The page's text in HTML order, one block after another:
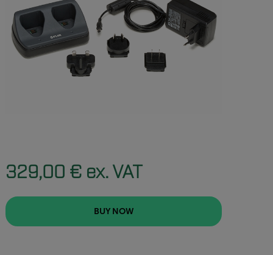
329,00 € ex. VAT
BUY NOW